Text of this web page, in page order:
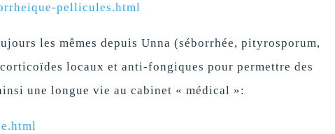
pellicules.html
les mêmes depuis Unna (séborrhée, pityrosporum,
locaux et anti-fongiques pour permettre des
une longue vie au cabinet « médical »: